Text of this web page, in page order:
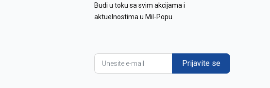
Budi u toku sa svim akcijama i
aktuelnostima u Mil-Popu.
Prijavite se